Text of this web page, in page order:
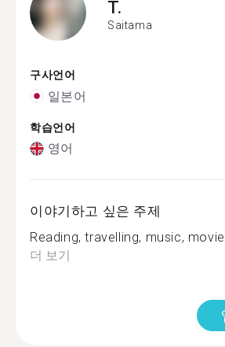
T.
Saitama
구사언어
일본어
학습언어
영어
이야기하고 싶은 주제
Reading, travelling, music,
더 보기